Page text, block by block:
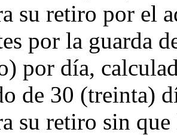
su retiro por el
por la guarda
por día,
de 30 (treinta)
su retiro sin